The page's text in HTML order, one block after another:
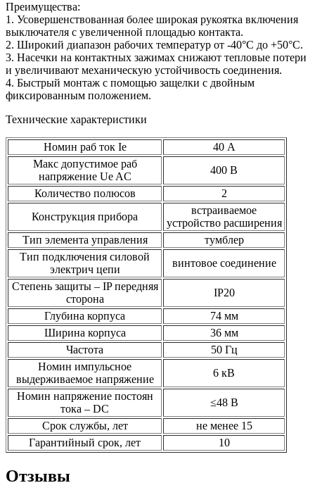
Преимущества:
1. Усовершенствованная более широкая рукоятка включения
выключателя с увеличенной площадью контакта.
2. Широкий диапазон рабочих температур от -40°С до +50°С.
3. Насечки на контактных зажимах снижают тепловые потери
и увеличивают механическую устойчивость соединения.
4. Быстрый монтаж с помощью защелки с двойным
фиксированным положением.
Технические характеристики
Номин раб ток Ie
40 А
Макс допустимое раб
напряжение Ue AC
400 В
Количество полюсов
2
Конструкция прибора
встраиваемое
устройство расширения
Тип элемента управления
тумблер
Тип подключения силовой
электрич цепи
винтовое соединение
Степень защиты – IP передняя
сторона
IP20
Глубина корпуса
74 мм
Ширина корпуса
36 мм
Частота
50 Гц
Номин импульсное
выдерживаемое напряжение
6 кВ
Номин напряжение постоян
тока – DC
≤48 В
Срок службы, лет
не менее 15
Гарантийный срок, лет
10
Отзывы